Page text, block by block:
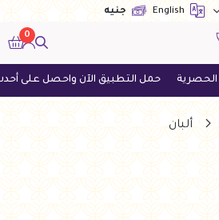
English جنيه
0
الآن واحصل على أحدث العروض اطلب
ألبان